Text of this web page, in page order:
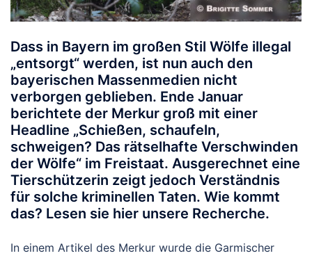
Dass in Bayern im großen Stil Wölfe illegal
„entsorgt“ werden, ist nun auch den
bayerischen Massenmedien nicht
verborgen geblieben. Ende Januar
berichtete der Merkur groß mit einer
Headline „Schießen, schaufeln,
schweigen? Das rätselhafte Verschwinden
der Wölfe“ im Freistaat. Ausgerechnet eine
Tierschützerin zeigt jedoch Verständnis
für solche kriminellen Taten. Wie kommt
das? Lesen sie hier unsere Recherche.
In einem Artikel des Merkur wurde die Garmischer